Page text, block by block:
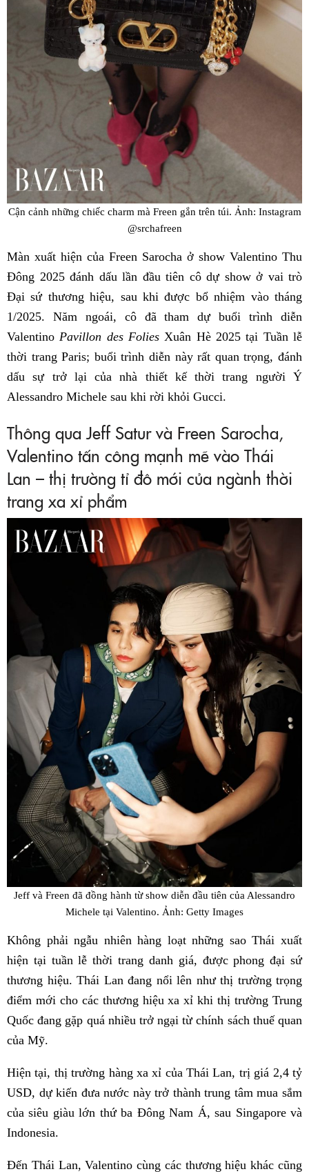
Cận cảnh những chiếc charm mà Freen gắn trên túi. Ảnh: Instagram
@srchafreen
Màn xuất hiện của Freen Sarocha ở show Valentino Thu
Đông 2025 đánh dấu lần đầu tiên cô dự show ở vai trò
Đại sứ thương hiệu, sau khi được bổ nhiệm vào tháng
1/2025. Năm ngoái, cô đã tham dự buổi trình diễn
ValentinoPavillon des Folies Xuân Hè 2025 tại Tuần lễ
thời trang Paris; buổi trình diễn này rất quan trọng, đánh
dấu sự trở lại của nhà thiết kế thời trang người Ý
Alessandro Michele sau khi rời khỏi Gucci.
Thông qua Jeff Satur và Freen Sarocha,
Valentino tấn công mạnh mẽ vào Thái
Lan – thị trường tỉ đô mới của ngành thời
trang xa xỉ phẩm
Jeff và Freen đã đồng hành từ show diễn đầu tiên của Alessandro
Michele tại Valentino. Ảnh: Getty Images
Không phải ngẫu nhiên hàng loạt những sao Thái xuất
hiện tại tuần lễ thời trang danh giá, được phong đại sứ
thương hiệu. Thái Lan đang nổi lên như thị trường trọng
điểm mới cho các thương hiệu xa xỉ khi thị trường Trung
Quốc đang gặp quá nhiều trở ngại từ chính sách thuế quan
của Mỹ.
Hiện tại, thị trường hàng xa xỉ của Thái Lan, trị giá 2,4 tỷ
USD, dự kiến đưa nước này trở thành trung tâm mua sắm
của siêu giàu lớn thứ ba Đông Nam Á, sau Singapore và
Indonesia.
Đến Thái Lan, Valentino cùng các thương hiệu khác cũng